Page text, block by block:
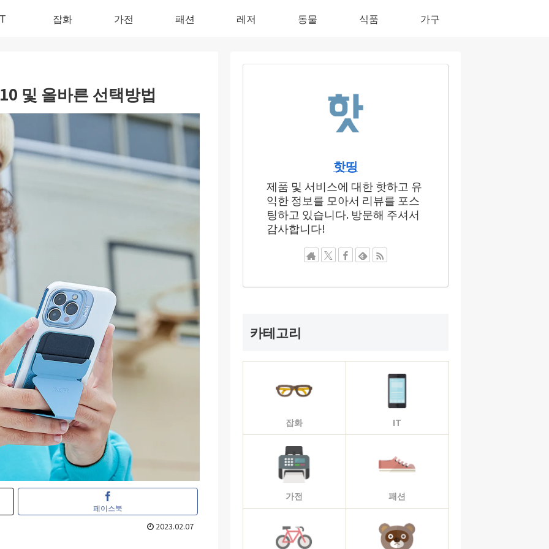
잡화 가전 패션 레저 동물 식품 가구
및 올바른 선택방법
페이스북
2023.02.07
핫띵
제품 및 서비스에 대한 핫하고 유
익한 정보를 모아서 리뷰를 포스
팅하고 있습니다. 방문해 주셔서
감사합니다!
카테고리
잡화 IT
가전 패션